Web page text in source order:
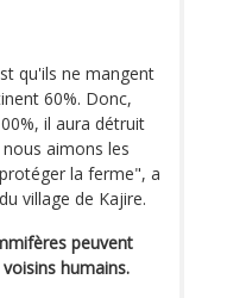
qu'ils ne mangent
60%. Donc,
il aura détruit
aimons les
la ferme", a
village de Kajire.
peuvent
humains.